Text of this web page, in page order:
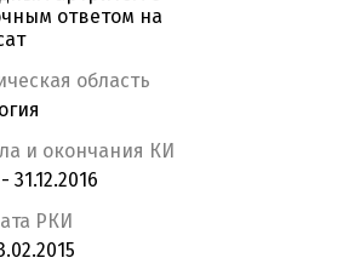
ответом на
область
и окончания КИ
31.12.2016
РКИ